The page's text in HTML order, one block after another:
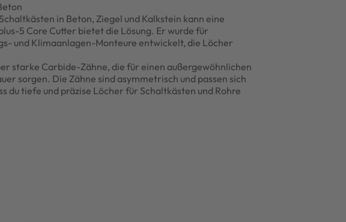
in Beton, Ziegel und Kalkstein kann eine
5 Core Cutter bietet die Lösung. Er wurde für
und Klimaanlagen-Monteure entwickelt, die Löcher
starke Carbide-Zähne, die für einen außergewöhnlichen
sorgen. Die Zähne sind asymmetrisch und passen sich
du tiefe und präzise Löcher für Schaltkästen und Rohre